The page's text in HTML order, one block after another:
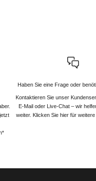
Haben Sie eine Frage oder
Kontaktieren Sie unser
E-Mail oder Live-Chat – wir
weiter. Klicken Sie hier für weitere